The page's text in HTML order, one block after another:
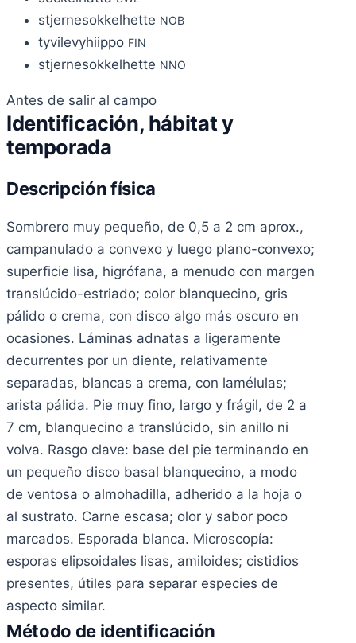
stjernesokkelhette NOB
tyvilevyhiippo FIN
stjernesokkelhette NNO
Antes de salir al campo
Identificación, hábitat y
temporada
Descripción física
Sombrero muy pequeño, de 0,5 a 2 cm aprox.,
campanulado a convexo y luego plano-convexo;
superficie lisa, higrófana, a menudo con margen
translúcido-estriado; color blanquecino, gris
pálido o crema, con disco algo más oscuro en
ocasiones. Láminas adnatas a ligeramente
decurrentes por un diente, relativamente
separadas, blancas a crema, con lamélulas;
arista pálida. Pie muy fino, largo y frágil, de 2 a
7 cm, blanquecino a translúcido, sin anillo ni
volva. Rasgo clave: base del pie terminando en
un pequeño disco basal blanquecino, a modo
de ventosa o almohadilla, adherido a la hoja o
al sustrato. Carne escasa; olor y sabor poco
marcados. Esporada blanca. Microscopía:
esporas elipsoidales lisas, amiloides; cistidios
presentes, útiles para separar especies de
aspecto similar.
Método de identificación